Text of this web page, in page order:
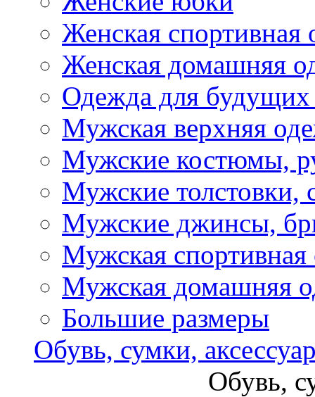
Женская спортивная
Женская домашняя
Одежда для
Мужская верхняя
Мужские костюмы,
Мужские толстовки,
Мужские джинсы,
Мужская спортивная
Мужская домашняя
Большие размеры
Обувь, сумки,
Обувь,